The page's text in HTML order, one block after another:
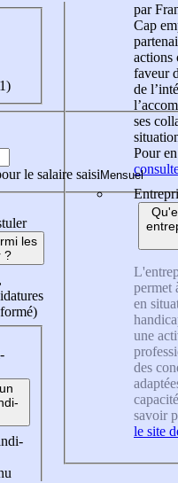
le salaire saisi
les
?
par
Cap
actions
faveur
de
ses
Pour
permet
en
une
des
savoir
le site